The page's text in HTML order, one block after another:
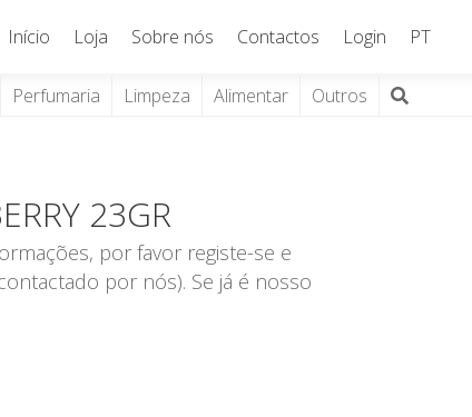
Início Loja Sobre nós Contactos Login PT
Perfumaria Limpeza Alimentar Outros
23GR
por favor registe-se e
por nós). Se já é nosso